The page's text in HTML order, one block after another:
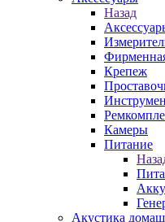
Назад
Крепеж
Камеры
Питание
Акустика